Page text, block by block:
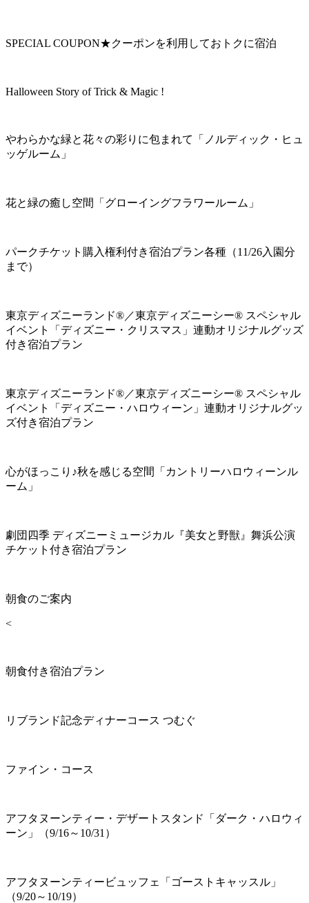
SPECIAL COUPON★クーポンを利用しておトクに宿泊
Halloween Story of Trick & Magic !
やわらかな緑と花々の彩りに包まれて「ノルディック・ヒュ
ッゲルーム」
花と緑の癒し空間「グローイングフラワールーム」
パークチケット購入権利付き宿泊プラン各種（11/26入園分
まで）
東京ディズニーランド®／東京ディズニーシー® スペシャル
イベント「ディズニー・クリスマス」連動オリジナルグッズ
付き宿泊プラン
東京ディズニーランド®／東京ディズニーシー® スペシャル
イベント「ディズニー・ハロウィーン」連動オリジナルグッ
ズ付き宿泊プラン
心がほっこり♪秋を感じる空間「カントリーハロウィーンル
ーム」
劇団四季 ディズニーミュージカル『美女と野獣』舞浜公演
チケット付き宿泊プラン
朝食のご案内
<
朝食付き宿泊プラン
リブランド記念ディナーコース つむぐ
ファイン・コース
アフタヌーンティー・デザートスタンド「ダーク・ハロウィ
ーン」（9/16～10/31）
アフタヌーンティービュッフェ「ゴーストキャッスル」
（9/20～10/19）